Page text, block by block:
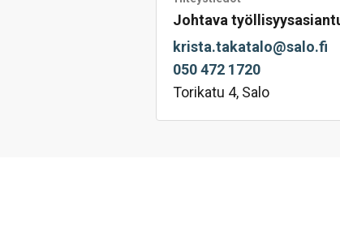
Johtava
krista.takatalo@salo.fi
050 472 1720
Torikatu 4, Salo